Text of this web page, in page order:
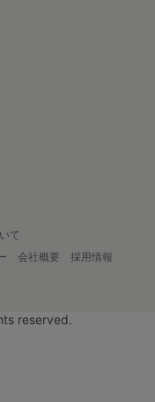
て
会社概要
採用情報
reserved.